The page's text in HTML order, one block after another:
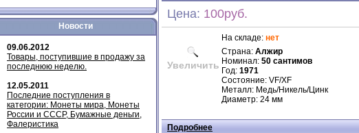
Новости
09.06.2012
Товары, поступившие в продажу за
последнюю неделю.
12.05.2011
Последние поступления в
категории: Монеты мира, Монеты
России и СССР, Бумажные деньги,
Фалеристика
Цена: 100руб.
Увеличить
На складе: нет
Страна: Алжир
Номинал: 50 сантимов
Год: 1971
Состояние: VF/XF
Металл: Медь/Никель/Цинк
Диаметр: 24 мм
Подробнее